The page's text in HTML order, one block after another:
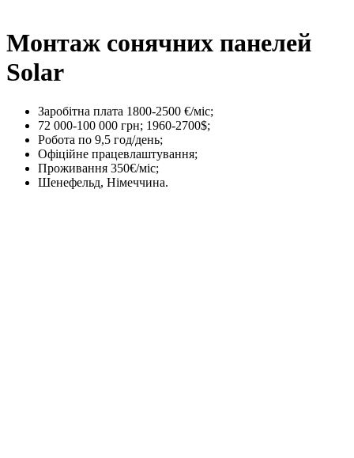
Монтаж сонячних панелей
Solar
Заробітна плата 1800-2500 €/міс;
72 000-100 000 грн; 1960-2700$;
Робота по 9,5 год/день;
Офіційне працевлаштування;
Проживання 350€/міс;
Шенефельд, Німеччина.